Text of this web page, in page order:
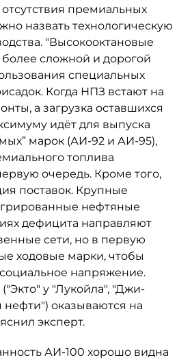
премиальных
назвать технологическую
"Высокооктановые
сложной и дорогой
специальных
Когда НПЗ встают на
а загрузка оставшихся
идёт для выпуска
марок (АИ-92 и АИ-95),
топлива
очередь. Кроме того,
поставок. Крупные
нефтяные
дефицита направляют
сети, но в первую
ходовые марки, чтобы
напряжение.
у "Лукойла", "Джи-
оказываются на
эксперт.
АИ-100 хорошо видна